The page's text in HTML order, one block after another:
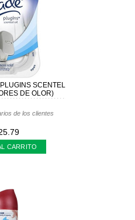
SCENTEL
DE OLOR)
de los clientes
CARRITO